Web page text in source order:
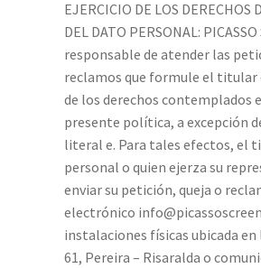
EJERCICIO DE LOS DERECHOS
DEL DATO PERSONAL:
responsable de atender las
reclamos que formule el titular
de los derechos contemplados
presente política, a excepción
literal e. Para tales efectos, el
personal o quien ejerza su
enviar su petición, queja o
electrónico
instalaciones físicas ubicada en
61, Pereira – Risaralda o